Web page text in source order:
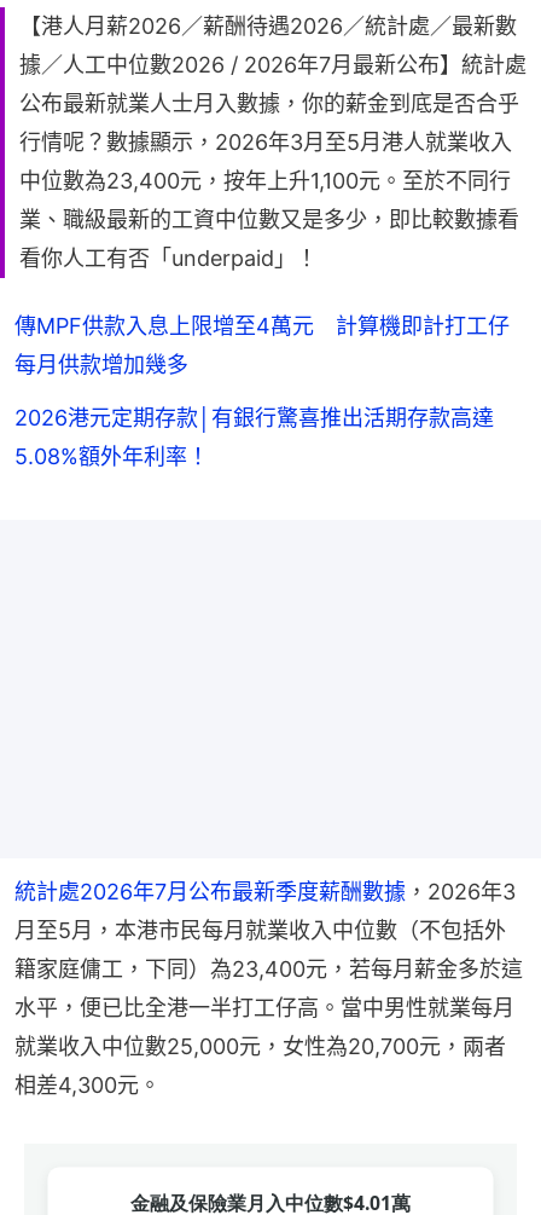
【港人月薪2026／薪酬待遇2026／統計處／最新數
據／人工中位數2026 / 2026年7月最新公布】統計處
公布最新就業人士月入數據，你的薪金到底是否合乎
行情呢？數據顯示，2026年3月至5月港人就業收入
中位數為23,400元，按年上升1,100元。至於不同行
業、職級最新的工資中位數又是多少，即比較數據看
看你人工有否「underpaid」！
傳MPF供款入息上限增至4萬元 計算機即計打工仔
每月供款增加幾多
2026港元定期存款│有銀行驚喜推出活期存款高達
5.08%額外年利率！
統計處2026年7月公布最新季度薪酬數據 ，2026年3
月至5月，本港市民每月就業收入中位數（不包括外
籍家庭傭工，下同）為23,400元，若每月薪金多於這
水平，便已比全港一半打工仔高。當中男性就業每月
就業收入中位數25,000元，女性為20,700元，兩者
相差4,300元。